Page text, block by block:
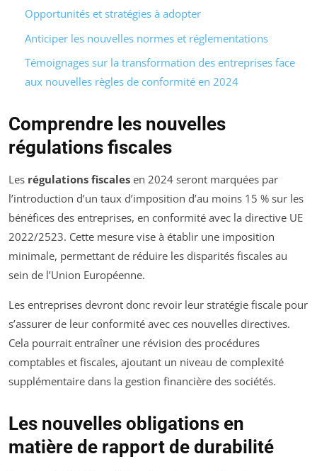
Opportunités et stratégies à adopter
Anticiper les nouvelles normes et réglementations
Témoignages sur la transformation des entreprises face
aux nouvelles règles de conformité en 2024
Comprendre les nouvelles
régulations fiscales
Les régulations fiscales en 2024 seront marquées par
l’introduction d’un taux d’imposition d’au moins 15 % sur les
bénéfices des entreprises, en conformité avec la directive UE
2022/2523. Cette mesure vise à établir une imposition
minimale, permettant de réduire les disparités fiscales au
sein de l’Union Européenne.
Les entreprises devront donc revoir leur stratégie fiscale pour
s’assurer de leur conformité avec ces nouvelles directives.
Cela pourrait entraîner une révision des procédures
comptables et fiscales, ajoutant un niveau de complexité
supplémentaire dans la gestion financière des sociétés.
Les nouvelles obligations en
matière de rapport de durabilité